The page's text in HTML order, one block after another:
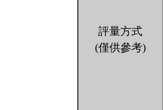
評量方式
(僅供參考)